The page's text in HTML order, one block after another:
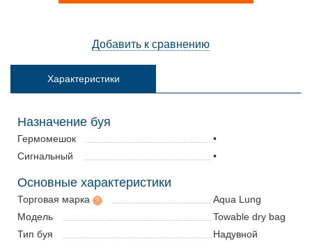
Добавить к сравнению
Характеристики
Назначение буя
Гермомешок
•
Сигнальный
•
Основные характеристики
Торговая марка ?
Aqua Lung
Модель
Towable dry bag
Тип буя
Надувной